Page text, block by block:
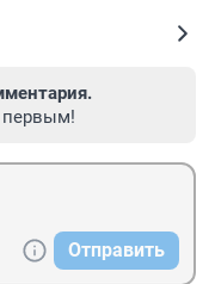
первым!
Отправить